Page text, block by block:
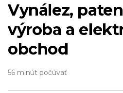
Vynález,
výroba a
obchod
56 minút počúvať